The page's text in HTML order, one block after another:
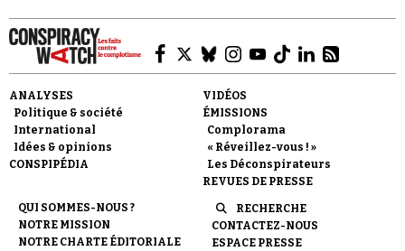
ANALYSES
Politique & société
International
Idées & opinions
CONSPIPÉDIA
VIDÉOS
ÉMISSIONS
Complorama
« Réveillez-vous ! »
Les Déconspirateurs
REVUES DE PRESSE
QUI SOMMES-NOUS ?
NOTRE MISSION
NOTRE CHARTE ÉDITORIALE
RECHERCHE
CONTACTEZ-NOUS
ESPACE PRESSE